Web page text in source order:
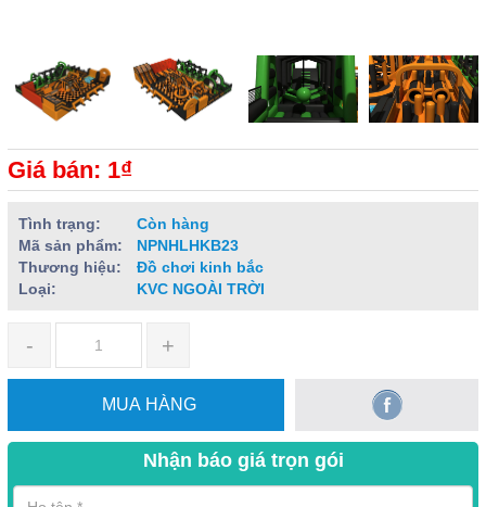
Giá bán: 1₫
Tình trạng:
Còn hàng
Mã sản phẩm:
NPNHLHKB23
Thương hiệu:
Đồ chơi kinh bắc
Loại:
KVC NGOÀI TRỜI
- +
MUA HÀNG
Nhận báo giá trọn gói